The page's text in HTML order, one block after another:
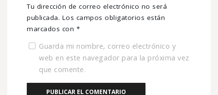
Tu dirección de correo electrónico no será
publicada. Los campos obligatorios están
marcados con *
Guarda mi nombre, correo electrónico y
web en este navegador para la próxima vez
que comente.